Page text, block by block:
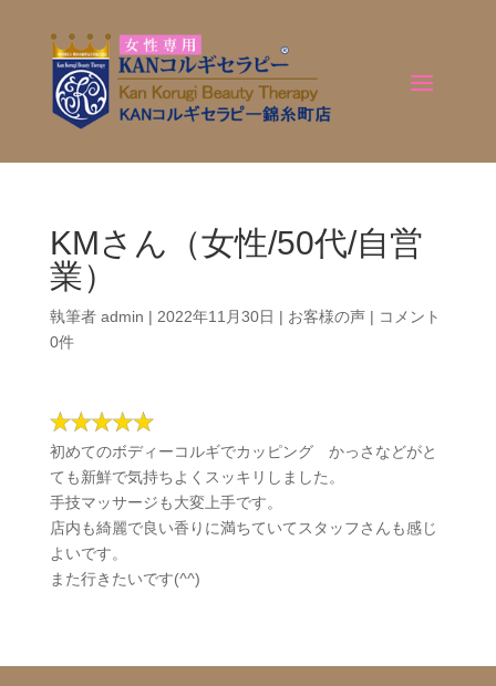
KMさん（女性/50代/自営
業）
執筆者 admin | 2022年11月30日 | お客様の声| コメント
0件
初めてのボディーコルギでカッピング かっさなどがと
ても新鮮で気持ちよくスッキリしました。
手技マッサージも大変上手です。
店内も綺麗で良い香りに満ちていてスタッフさんも感じ
よいです。
また行きたいです(^^)